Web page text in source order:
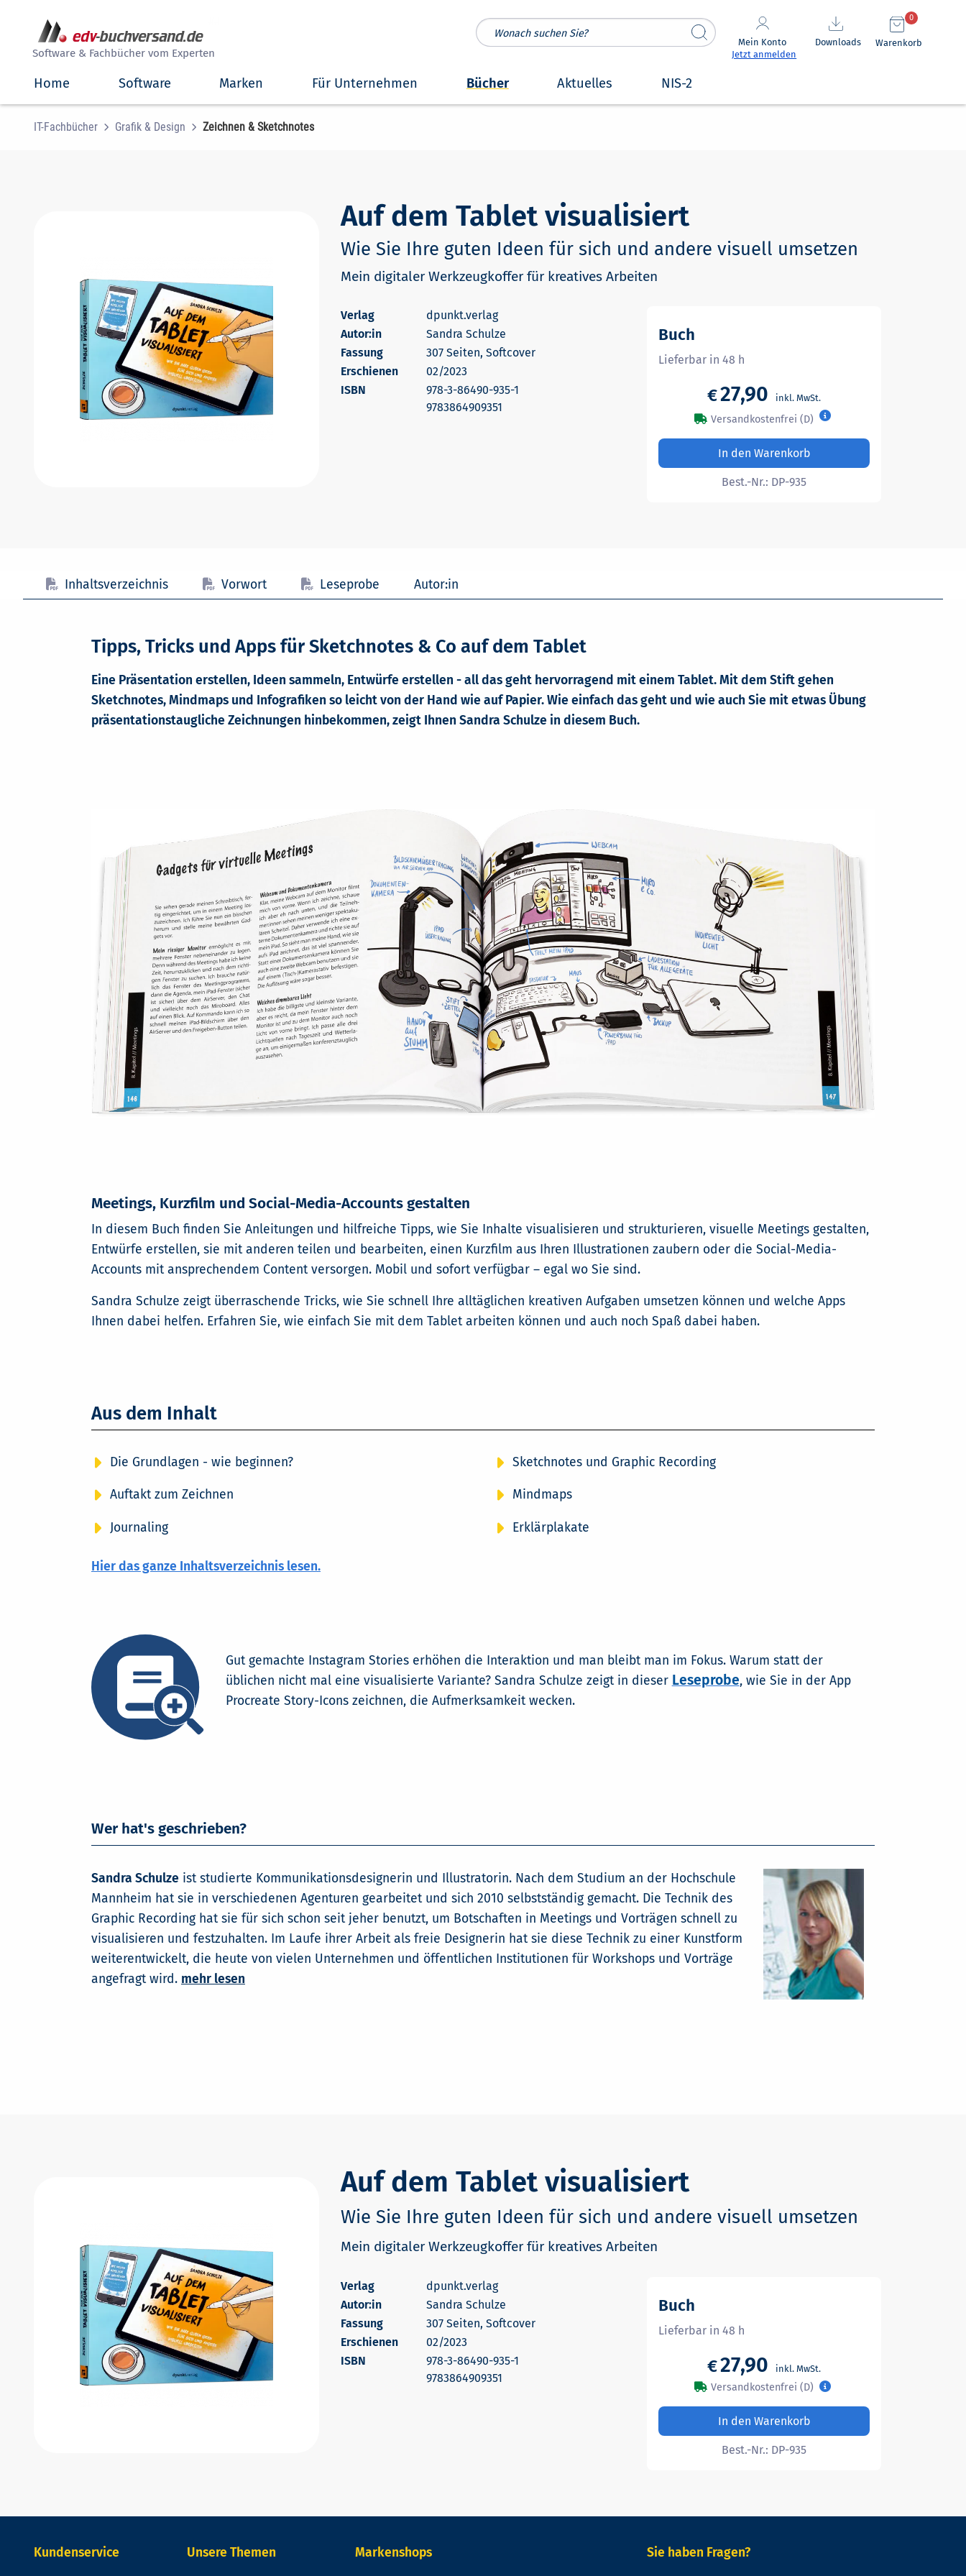
Software & Fachbücher vom Experten
Mein Konto
Jetzt anmelden
Downloads Warenkorb
0
Home Software Marken Für Unternehmen Bücher Aktuelles NIS-2
IT-Fachbücher Grafik & Design Zeichnen & Sketchnotes
Auf dem Tablet visualisiert
Wie Sie Ihre guten Ideen für sich und andere visuell umsetzen
Mein digitaler Werkzeugkoffer für kreatives Arbeiten
dpunkt.verlag
Autor:in
Sandra Schulze
307 Seiten, Softcover
Erschienen
02/2023
978-3-86490-935-1
9783864909351
Buch
Lieferbar in 48 h
€27,90
Versandkostenfrei (D)
In den Warenkorb
Best.-Nr.: DP-935
Inhaltsverzeichnis Vorwort Leseprobe Autor:in
Tipps, Tricks und Apps für Sketchnotes & Co auf dem Tablet
Eine Präsentation erstellen, Ideen sammeln, Entwürfe erstellen - all das geht hervorragend mit einem Tablet. Mit dem Stift gehen
Sketchnotes, Mindmaps und Infografiken so leicht von der Hand wie auf Papier. Wie einfach das geht und wie auch Sie mit etwas Übung
präsentationstaugliche Zeichnungen hinbekommen, zeigt Ihnen Sandra Schulze in diesem Buch.
Meetings, Kurzfilm und Social-Media-Accounts gestalten
In diesem Buch finden Sie Anleitungen und hilfreiche Tipps, wie Sie Inhalte visualisieren und strukturieren, visuelle Meetings gestalten,
Entwürfe erstellen, sie mit anderen teilen und bearbeiten, einen Kurzfilm aus Ihren Illustrationen zaubern oder die Social-Media-
Accounts mit ansprechendem Content versorgen. Mobil und sofort verfügbar – egal wo Sie sind.
Sandra Schulze zeigt überraschende Tricks, wie Sie schnell Ihre alltäglichen kreativen Aufgaben umsetzen können und welche Apps
Ihnen dabei helfen. Erfahren Sie, wie einfach Sie mit dem Tablet arbeiten können und auch noch Spaß dabei haben.
Aus dem Inhalt
Die Grundlagen - wie beginnen?
Auftakt zum Zeichnen
Journaling
Sketchnotes und Graphic Recording
Mindmaps
Erklärplakate
Hier das ganze Inhaltsverzeichnis lesen.
Gut gemachte Instagram Stories erhöhen die Interaktion und man bleibt man im Fokus. Warum statt der
üblichen nicht mal eine visualisierte Variante? Sandra Schulze zeigt in dieser Leseprobe, wie Sie in der App
Procreate Story-Icons zeichnen, die Aufmerksamkeit wecken.
Wer hat's geschrieben?
Sandra Schulze ist studierte Kommunikationsdesignerin und Illustratorin. Nach dem Studium an der Hochschule
Mannheim hat sie in verschiedenen Agenturen gearbeitet und sich 2010 selbstständig gemacht. Die Technik des
Graphic Recording hat sie für sich schon seit jeher benutzt, um Botschaften in Meetings und Vorträgen schnell zu
visualisieren und festzuhalten. Im Laufe ihrer Arbeit als freie Designerin hat sie diese Technik zu einer Kunstform
weiterentwickelt, die heute von vielen Unternehmen und öffentlichen Institutionen für Workshops und Vorträge
angefragt wird. mehr lesen
Auf dem Tablet visualisiert
Wie Sie Ihre guten Ideen für sich und andere visuell umsetzen
Mein digitaler Werkzeugkoffer für kreatives Arbeiten
dpunkt.verlag
Autor:in
Sandra Schulze
307 Seiten, Softcover
Erschienen
02/2023
978-3-86490-935-1
9783864909351
Buch
Lieferbar in 48 h
€27,90
Versandkostenfrei (D)
In den Warenkorb
Best.-Nr.: DP-935
Kundenservice Unsere Themen Markenshops Sie haben Fragen?